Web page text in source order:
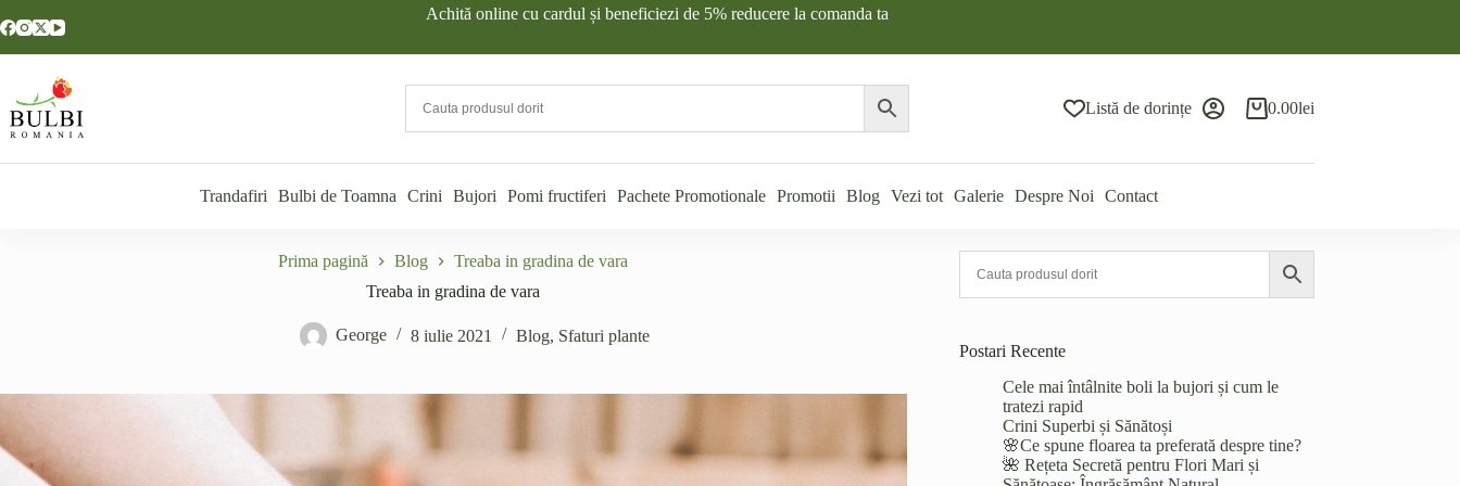
la
Achită online cu cardul și beneficiezi de 5% reducere la comanda ta
Listă de dorințe
Coș0.00lei
Trandafiri Bulbi de Toamna Crini Bujori Pomi fructiferi Pachete Promotionale Promotii Blog Vezi tot Galerie Despre Noi Contact
Prima pagină Blog
Treaba in gradina de vara
Treaba in gradina de vara
George 8 iulie 2021 Blog, Sfaturi plante
Postari Recente
Cele mai întâlnite boli la bujori și cum le
tratezi rapid
Crini Superbi și Sănătoși
🌸Ce spune floarea ta preferată despre tine?
🌺 Rețeta Secretă pentru Flori Mari și